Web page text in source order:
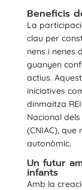
Beneficis
La
clau per
nens i nenes
guanyen
actius.
iniciatives
dinmaitza
Nacional
(CNIAC),
autonòmic.
Un futur
infants
Amb la